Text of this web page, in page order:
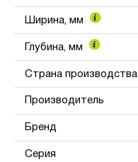
Ширина, мм
Глубина, мм
Страна производства
Производитель
Бренд
Серия